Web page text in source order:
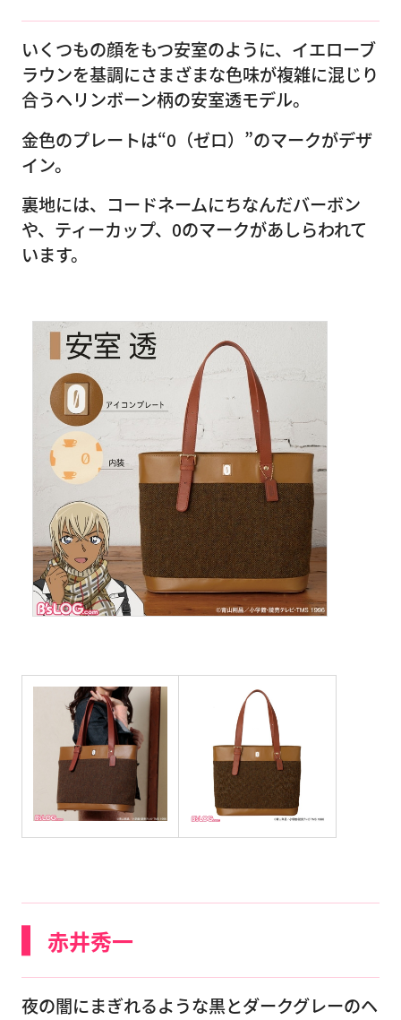
いくつもの顔をもつ安室のように、イエローブ
ラウンを基調にさまざまな色味が複雑に混じり
合うヘリンボーン柄の安室透モデル。
金色のプレートは“0（ゼロ）”のマークがデザ
イン。
裏地には、コードネームにちなんだバーボン
や、ティーカップ、0のマークがあしらわれて
います。
赤井秀一
夜の闇にまぎれるような黒とダークグレーのヘ